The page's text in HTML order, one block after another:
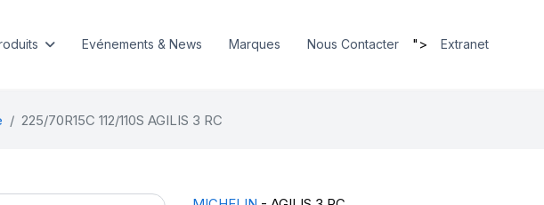
Evénements & News Marques Nous Contacter "> Extranet
225/70R15C 112/110S AGILIS 3 RC